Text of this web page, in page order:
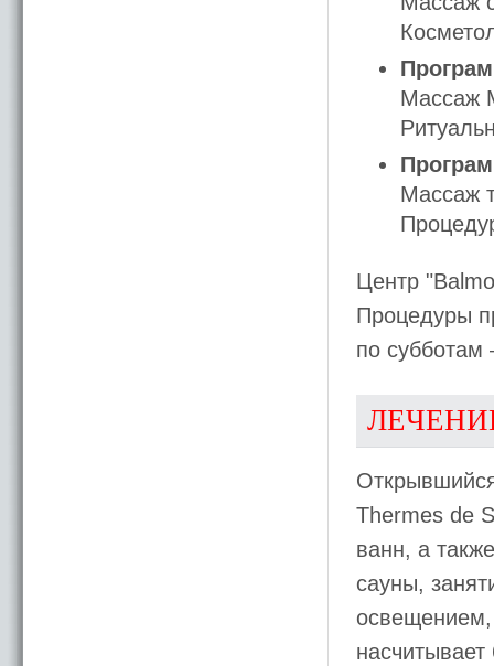
Массаж
Массаж
Центр
Процедуры
по субботам
Thermes de
ванн, а
сауны,